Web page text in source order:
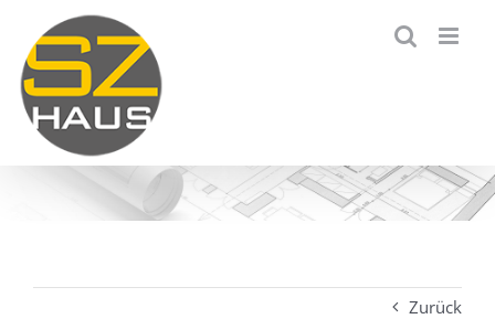
Inhalt
springen
Zurück